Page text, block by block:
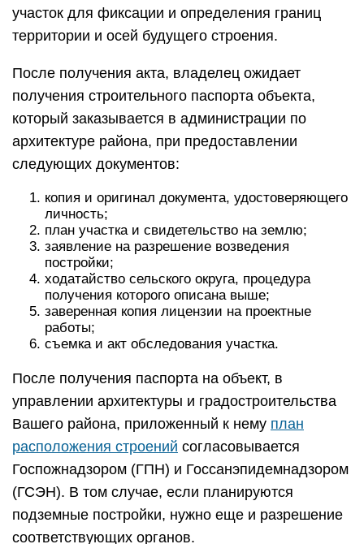
участок для фиксации и определения границ
территории и осей будущего строения.
После получения акта, владелец ожидает
получения строительного паспорта объекта,
который заказывается в администрации по
архитектуре района, при предоставлении
следующих документов:
копия и оригинал документа, удостоверяющего
личность;
план участка и свидетельство на землю;
заявление на разрешение возведения
постройки;
ходатайство сельского округа, процедура
получения которого описана выше;
заверенная копия лицензии на проектные
работы;
съемка и акт обследования участка.
После получения паспорта на объект, в
управлении архитектуры и градостроительства
Вашего района, приложенный к нему план
расположения строений согласовывается
Госпожнадзором (ГПН) и Госсанэпидемнадзором
(ГСЭН). В том случае, если планируются
подземные постройки, нужно еще и разрешение
соответствующих органов.